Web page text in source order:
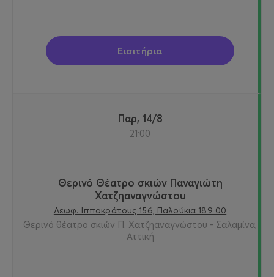
Εισιτήρια
Παρ, 14/8
21:00
Θερινό Θέατρο σκιών Παναγιώτη
Χατζηαναγνώστου
Λεωφ. Ιπποκράτους 156, Παλούκια 189 00
Θερινό θέατρο σκιών Π. Χατζηαναγνώστου - Σαλαμίνα,
Αττική